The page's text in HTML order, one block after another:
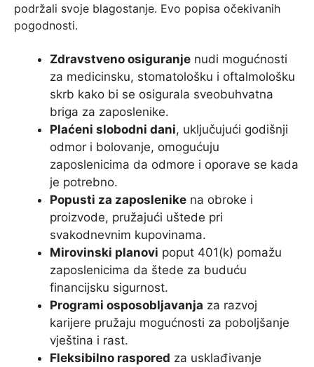
podržali svoje blagostanje. Evo popisa očekivanih
pogodnosti.
Zdravstveno osiguranje nudi mogućnosti
za medicinsku, stomatološku i oftalmološku
skrb kako bi se osigurala sveobuhvatna
briga za zaposlenike.
Plaćeni slobodni dani, uključujući godišnji
odmor i bolovanje, omogućuju
zaposlenicima da odmore i oporave se kada
je potrebno.
Popusti za zaposlenike na obroke i
proizvode, pružajući uštede pri
svakodnevnim kupovinama.
Mirovinski planovi poput 401(k) pomažu
zaposlenicima da štede za buduću
financijsku sigurnost.
Programi osposobljavanja za razvoj
karijere pružaju mogućnosti za poboljšanje
vještina i rast.
Fleksibilno raspored za usklađivanje